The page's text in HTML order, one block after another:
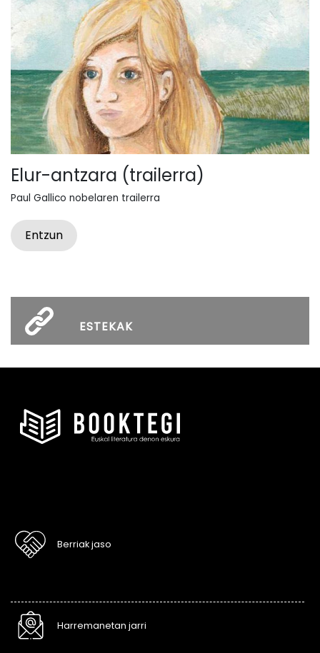
Elur-antzara (trailerra)
Paul Gallico nobelaren trailerra
Entzun
ESTEKAK
Berriak jaso
Harremanetan jarri